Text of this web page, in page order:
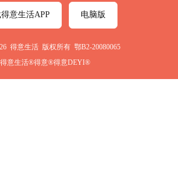
意生活APP 电脑版
得意生活 版权所有 鄂B2-20080065
得意生活®得意®得意DEYI®